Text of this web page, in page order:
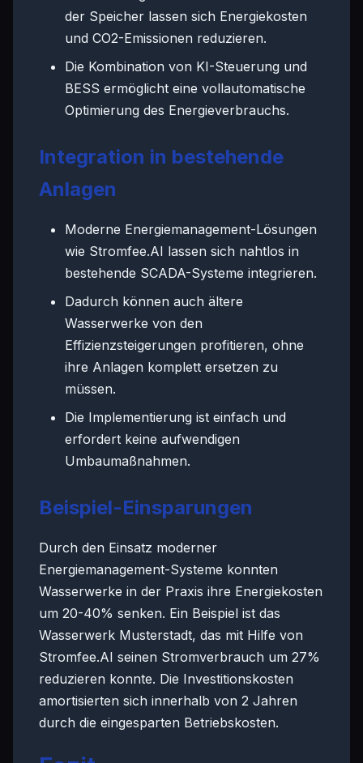
der Speicher lassen sich Energiekosten
und CO2-Emissionen reduzieren.
Die Kombination von KI-Steuerung und
BESS ermöglicht eine vollautomatische
Optimierung des Energieverbrauchs.
Integration in bestehende
Anlagen
Moderne Energiemanagement-Lösungen
wie Stromfee.AI lassen sich nahtlos in
bestehende SCADA-Systeme integrieren.
Dadurch können auch ältere
Wasserwerke von den
Effizienzsteigerungen profitieren, ohne
ihre Anlagen komplett ersetzen zu
müssen.
Die Implementierung ist einfach und
erfordert keine aufwendigen
Umbaumaßnahmen.
Beispiel-Einsparungen
Durch den Einsatz moderner
Energiemanagement-Systeme konnten
Wasserwerke in der Praxis ihre Energiekosten
um 20-40% senken. Ein Beispiel ist das
Wasserwerk Musterstadt, das mit Hilfe von
Stromfee.AI seinen Stromverbrauch um 27%
reduzieren konnte. Die Investitionskosten
amortisierten sich innerhalb von 2 Jahren
durch die eingesparten Betriebskosten.